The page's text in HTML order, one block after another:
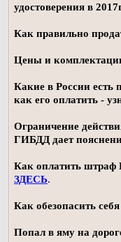
удостоверения в
Как правильно
Цены и
Какие в России есть
как его оплатить -
Ограничение
ГИБДД дает
Как оплатить штраф
ЗДЕСЬ.
Как обезопасить
Попал в яму на